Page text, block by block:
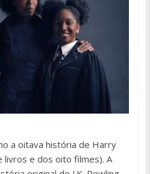
a oitava história de Harry
e dos oito filmes). A